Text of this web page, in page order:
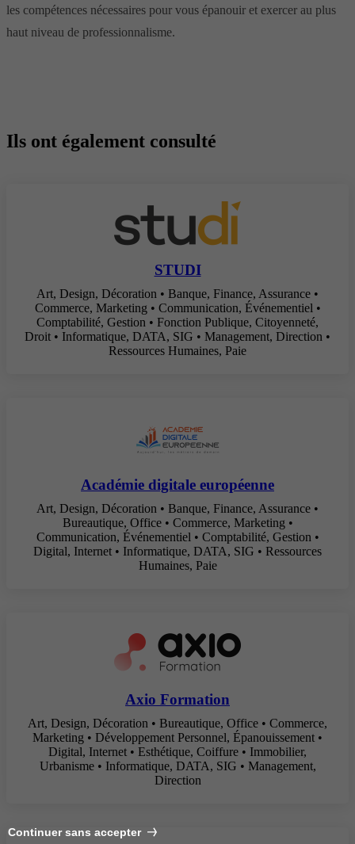
les compétences nécessaires pour vous épanouir et exercer au plus
haut niveau de professionnalisme.
Ils ont également consulté
STUDI
Art, Design, Décoration • Banque, Finance, Assurance •
Commerce, Marketing • Communication, Événementiel •
Comptabilité, Gestion • Fonction Publique, Citoyenneté,
Droit • Informatique, DATA, SIG • Management, Direction •
Ressources Humaines, Paie
Académie digitale européenne
Art, Design, Décoration • Banque, Finance, Assurance •
Bureautique, Office • Commerce, Marketing •
Communication, Événementiel • Comptabilité, Gestion •
Digital, Internet • Informatique, DATA, SIG • Ressources
Humaines, Paie
Axio Formation
Art, Design, Décoration • Bureautique, Office • Commerce,
Marketing • Développement Personnel, Épanouissement •
Digital, Internet • Esthétique, Coiffure • Immobilier,
Urbanisme • Informatique, DATA, SIG • Management,
Direction
Continuer sans accepter